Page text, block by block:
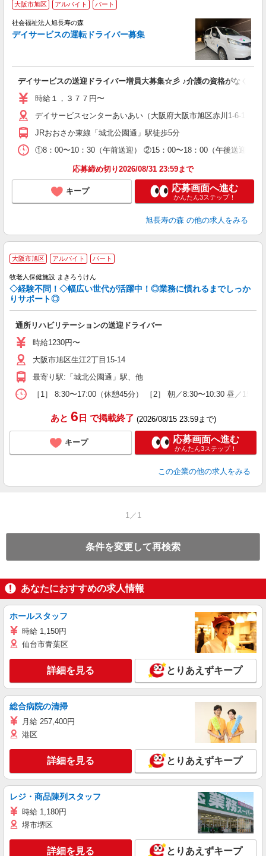
大阪市旭区 アルバイト パート
社会福祉法人旭長寿の森
デイサービスの運転ドライバー募集
デイサービスの送迎ドライバー増員大募集☆彡 ♪介護の資格がなくて
時給１，３７７円〜
デイサービスセンターあいあい（大阪府大阪市旭区赤川1-6-12）
JRおおさか東線「城北公園通」駅徒歩5分
①8：00〜10：30（午前送迎） ②15：00〜18：00（午後送迎）
応募締め切り2026/08/31 23:59まで
キープ 応募画面へ進む
かんたん3ステップ！
旭長寿の森 の他の求人をみる
大阪市旭区 アルバイト パート
牧老人保健施設 まきろうけん
◇経験不問！◇幅広い世代が活躍中！◎業務に慣れるまでしっか
りサポート◎
通所リハビリテーションの送迎ドライバー
時給1230円〜
大阪市旭区生江2丁目15-14
最寄り駅:「城北公園通」駅、他
［1］ 8:30〜17:00（休憩45分） ［2］ 朝／8:30〜10:30 昼／
あと 6 日 で掲載終了 (2026/08/15 23:59まで)
キープ 応募画面へ進む
かんたん3ステップ！
この企業の他の求人をみる
1／1
条件を変更して再検索
あなたにおすすめの求人情報
ホールスタッフ
時給 1,150円
仙台市青葉区
詳細を見る とりあえずキープ
総合病院の清掃
月給 257,400円
港区
詳細を見る とりあえずキープ
レジ・商品陳列スタッフ
時給 1,180円
堺市堺区
詳細を見る とりあえずキープ